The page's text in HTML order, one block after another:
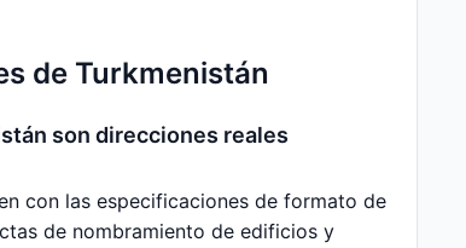
de Turkmenistán
son direcciones reales
con las especificaciones de formato de
de nombramiento de edificios y